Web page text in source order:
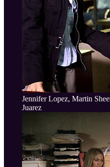
Jennifer Lopez, Martin
Juarez